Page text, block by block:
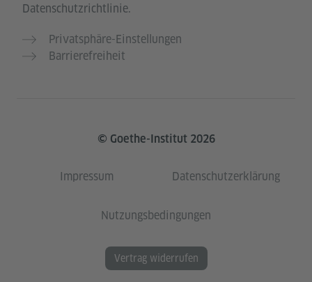
Datenschutzrichtlinie.
Privatsphäre-Einstellungen
Barrierefreiheit
© Goethe-Institut 2026
Impressum Datenschutzerklärung
Nutzungsbedingungen
Vertrag widerrufen